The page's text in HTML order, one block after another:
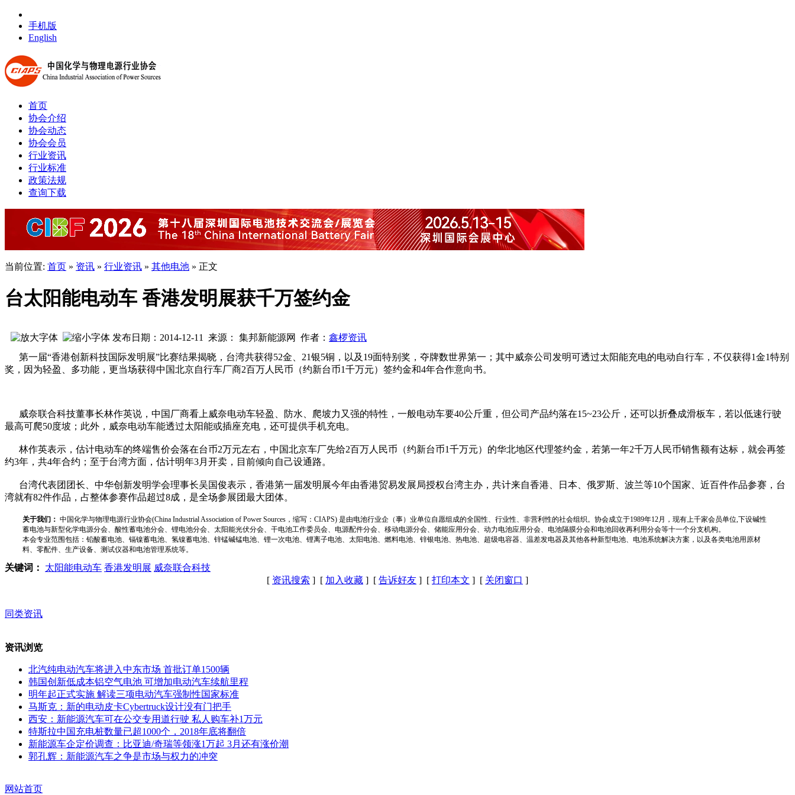
手机版
English
首页
协会介绍
协会动态
协会会员
行业资讯
行业标准
政策法规
查询下载
当前位置: 首页 » 资讯 » 行业资讯 » 其他电池 » 正文
台太阳能电动车 香港发明展获千万签约金
发布日期：2014-12-11 来源： 集邦新能源网 作者： 鑫椤资讯
第一届“香港创新科技国际发明展”比赛结果揭晓，台湾共获得52金、21银5铜，以及19面特别奖，夺牌数世界第一；其中威奈公司发明可透过太阳能充电的电动自行车，不仅获得1金1特别
奖，因为轻盈、多功能，更当场获得中国北京自行车厂商2百万人民币（约新台币1千万元）签约金和4年合作意向书。
威奈联合科技董事长林作英说，中国厂商看上威奈电动车轻盈、防水、爬坡力又强的特性，一般电动车要40公斤重，但公司产品约落在15~23公斤，还可以折叠成滑板车，若以低速行驶
最高可爬50度坡；此外，威奈电动车能透过太阳能或插座充电，还可提供手机充电。
林作英表示，估计电动车的终端售价会落在台币2万元左右，中国北京车厂先给2百万人民币（约新台币1千万元）的华北地区代理签约金，若第一年2千万人民币销售额有达标，就会再签
约3年，共4年合约；至于台湾方面，估计明年3月开卖，目前倾向自己设通路。
台湾代表团团长、中华创新发明学会理事长吴国俊表示，香港第一届发明展今年由香港贸易发展局授权台湾主办，共计来自香港、日本、俄罗斯、波兰等10个国家、近百件作品参赛，台
湾就有82件作品，占整体参赛作品超过8成，是全场参展团最大团体。
关于我们： 中国化学与物理电源行业协会(China Industrial Association of Power Sources，缩写：CIAPS) 是由电池行业企（事）业单位自愿组成的全国性、行业性、非营利性的社会组织。协会成立于1989年12月，现有上千家会员单位,下设碱性
蓄电池与新型化学电源分会、酸性蓄电池分会、锂电池分会、太阳能光伏分会、干电池工作委员会、电源配件分会、移动电源分会、储能应用分会、动力电池应用分会、电池隔膜分会和电池回收再利用分会等十一个分支机构。
本会专业范围包括：铅酸蓄电池、镉镍蓄电池、氢镍蓄电池、锌锰碱锰电池、锂一次电池、锂离子电池、太阳电池、燃料电池、锌银电池、热电池、超级电容器、温差发电器及其他各种新型电池、电池系统解决方案，以及各类电池用原材
料、零配件、生产设备、测试仪器和电池管理系统等。
关键词： 太阳能电动车 香港发明展 威奈联合科技
[ 资讯搜索 ] [ 加入收藏 ] [ 告诉好友 ] [ 打印本文 ] [ 关闭窗口 ]
同类资讯
资讯浏览
北汽纯电动汽车将进入中东市场 首批订单1500辆
韩国创新低成本铝空气电池 可增加电动汽车续航里程
明年起正式实施 解读三项电动汽车强制性国家标准
马斯克：新的电动皮卡Cybertruck设计没有门把手
西安：新能源汽车可在公交专用道行驶 私人购车补1万元
特斯拉中国充电桩数量已超1000个，2018年底将翻倍
新能源车企定价调查：比亚迪/奇瑞等领涨1万起 3月还有涨价潮
郭孔辉：新能源汽车之争是市场与权力的冲突
网站首页